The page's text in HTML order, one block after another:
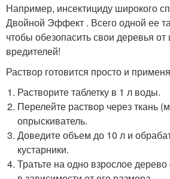
Например, инсектициду широкого
Двойной Эффект . Всего одной ее
чтобы обезопасить свои деревья
вредителей!
Раствор готовится просто и
Растворите таблетку в 1 л воды.
Перелейте раствор через ткань
опрыскиватель.
Доведите объем до 10 л и
кустарники.
Тратьте на одно взрослое